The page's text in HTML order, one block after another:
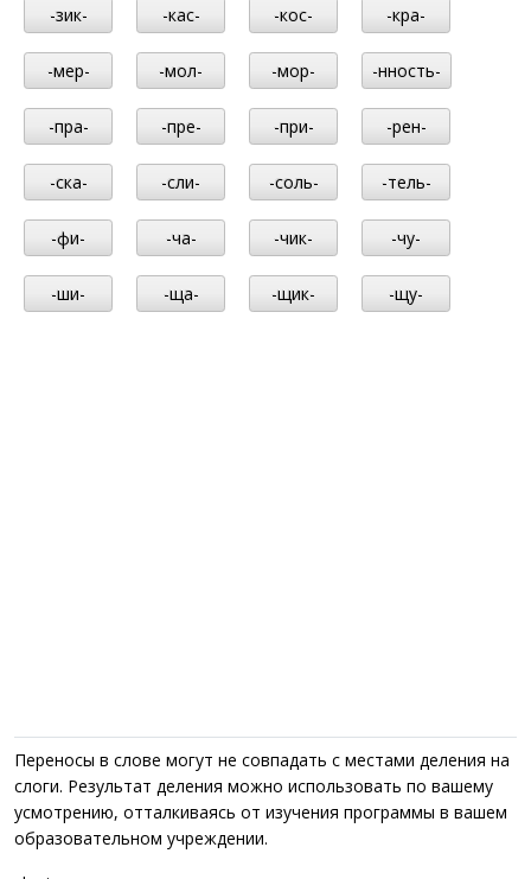
-зик- -кас- -кос- -кра-
-мер- -мол- -мор- -нность-
-пра- -пре- -при- -рен-
-ска- -сли- -соль- -тель-
-фи- -ча- -чик- -чу-
-ши- -ща- -щик- -щу-
Переносы в слове могут не совпадать с местами деления на
слоги. Результат деления можно использовать по вашему
усмотрению, отталкиваясь от изучения программы в вашем
образовательном учреждении.